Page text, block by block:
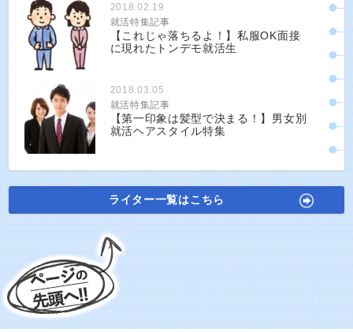
2018.02.19
就活特集記事
【これじゃ落ちるよ！】私服OK面接
に現れたトンデモ就活生
2018.03.05
就活特集記事
【第一印象は髪型で決まる！】男女別
就活ヘアスタイル特集
ライター一覧はこちら